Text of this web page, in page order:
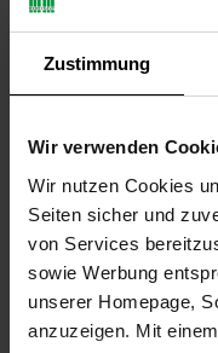
Zustimmung
Wir verwenden
Wir nutzen Cookies
Seiten sicher und
von Services
sowie Werbung
unserer Homepage,
anzuzeigen. Mit
4rain FLAT S
Paket 1500 Liter
Comfort
Kundenbewertung: